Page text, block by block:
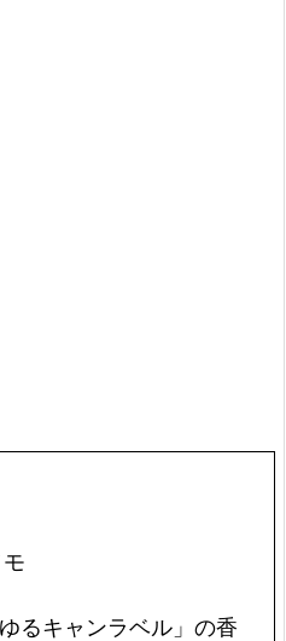
るキャンラベル」の香